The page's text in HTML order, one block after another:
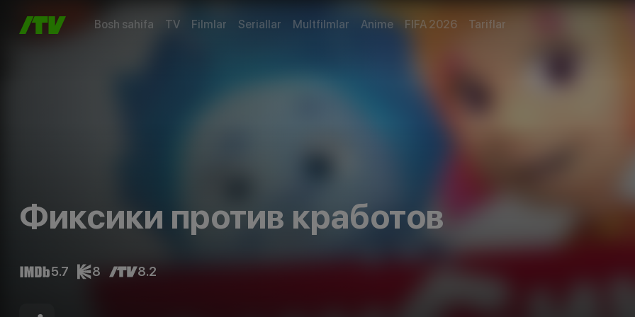
Bosh sahifa TV Filmlar Seriallar Multfilmlar Anime FIFA 2026 Tariflar
Фиксики против кработов
5.7 8 8.2